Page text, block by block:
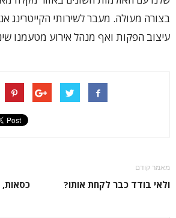
בצורה מעולה. מעבר לשירותי הקייטרינג
עיצוב הפקות ואף מנהל אירוע מטעמנו
מאמר קודם
ולאי בודד כבר לקחת אותו?